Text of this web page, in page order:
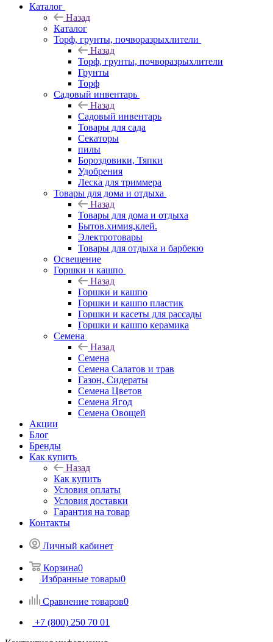
Каталог
Назад
Каталог
Торф, грунты, почворазрыхлители
Назад
Торф, грунты, почворазрыхлители
Грунты
Торф
Садовый инвентарь
Назад
Садовый инвентарь
Товары для сада
Секаторы
пилы
Бороздовики, Тяпки
Удобрения
Леска для триммера
Товары для дома и отдыха
Назад
Товары для дома и отдыха
Бытов.химия,клей.
Электротовары
Товары для отдыха и барбекю
Освещение
Горшки и кашпо
Назад
Горшки и кашпо
Горшки и кашпо пластик
Горшки и касеты для рассады
Горшки и кашпо керамика
Семена
Назад
Семена
Семена Салатов и трав
Газон, Сидераты
Семена Цветов
Семена Ягод
Семена Овощей
Акции
Блог
Бренды
Как купить
Назад
Как купить
Условия оплаты
Условия доставки
Гарантия на товар
Контакты
Личный кабинет
Корзина0
Избранные товары0
Сравнение товаров0
+7 (800) 250 70 01